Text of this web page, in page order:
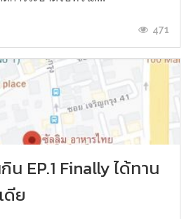
471
EP.1 Finally ได้ทาน
ดีย